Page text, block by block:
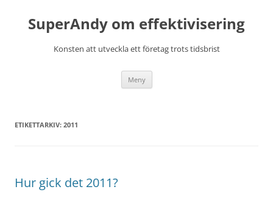
innehåll
SuperAndy om effektivisering
Konsten att utveckla ett företag trots tidsbrist
Meny
ETIKETTARKIV: 2011
Hur gick det 2011?